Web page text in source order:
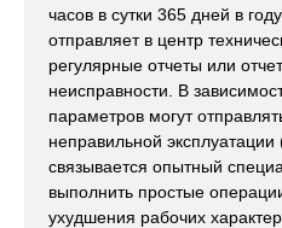
часов в сутки 365 дней в
отправляет в центр
регулярные отчеты или
неисправности. В
параметров могут
неправильной эксплуатации
связывается опытный
выполнить простые
ухудшения рабочих